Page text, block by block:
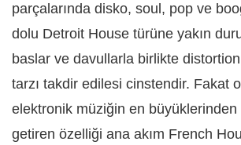
parçalarında disko, soul, pop ve
dolu Detroit House türüne yakın
baslar ve davullarla birlikte
tarzı takdir edilesi cinstendir. Fakat
elektronik müziğin en
getiren özelliği ana akım French